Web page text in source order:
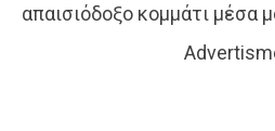
απαισιόδοξο κομμάτι μέσα